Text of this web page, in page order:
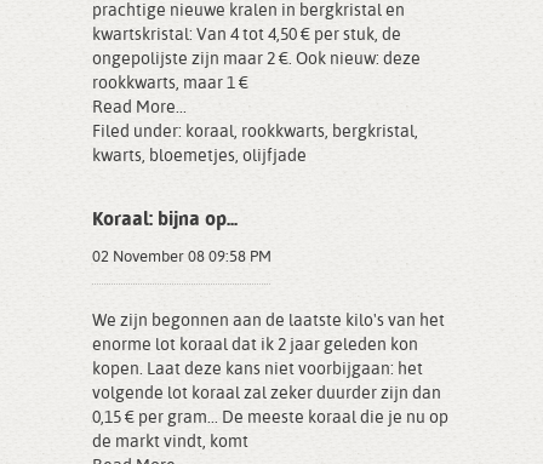
prachtige nieuwe kralen in bergkristal en
kwartskristal: Van 4 tot 4,50 € per stuk, de
ongepolijste zijn maar 2 €. Ook nieuw: deze
rookkwarts, maar 1 €
Read More...
Filed under: koraal, rookkwarts, bergkristal,
kwarts, bloemetjes, olijfjade
Koraal: bijna op...
02 November 08 09:58 PM
We zijn begonnen aan de laatste kilo's van het
enorme lot koraal dat ik 2 jaar geleden kon
kopen. Laat deze kans niet voorbijgaan: het
volgende lot koraal zal zeker duurder zijn dan
0,15 € per gram... De meeste koraal die je nu op
de markt vindt, komt